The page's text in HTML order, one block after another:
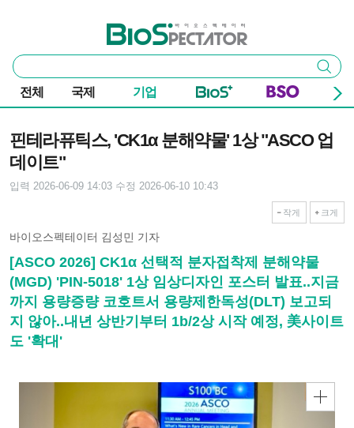
바이오스펙테이터
통
합
검
색
검색
전체 국제 기업
핀테라퓨틱스, 'CK1α 분해약물' 1상 "ASCO 업
데이트"
입력 2026-06-09 14:03 수정 2026-06-10 10:43
작게 크게
바이오스펙테이터 김성민 기자
[ASCO 2026] CK1α 선택적 분자접착제 분해약물
(MGD) 'PIN-5018' 1상 임상디자인 포스터 발표..지금
까지 용량증량 코호트서 용량제한독성(DLT) 보고되
지 않아..내년 상반기부터 1b/2상 시작 예정, 美사이트
도 '확대'